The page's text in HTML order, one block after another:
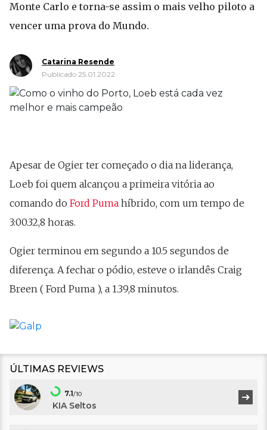
Monte Carlo e torna-se assim o mais velho piloto a
vencer uma prova do Mundo.
Catarina Resende
Publicado 25.01.2022
Apesar de Ogier ter começado o dia na liderança,
Loeb foi quem alcançou a primeira vitória ao
comando do Ford Puma híbrido, com um tempo de
3:00.32,8 horas.
Ogier terminou em segundo a 10.5 segundos de
diferença. A fechar o pódio, esteve o irlandês Craig
Breen ( Ford Puma ), a 1.39,8 minutos.
ÚLTIMAS REVIEWS
7.1/10
KIA Seltos